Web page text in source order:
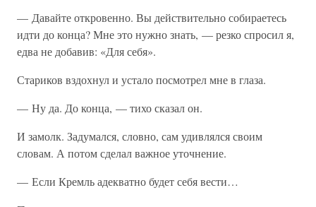
— Давайте откровенно. Вы действительно собираетесь
идти до конца? Мне это нужно знать, — резко спросил я,
едва не добавив: «Для себя».
Стариков вздохнул и устало посмотрел мне в глаза.
— Ну да. До конца, — тихо сказал он.
И замолк. Задумался, словно, сам удивлялся своим
словам. А потом сделал важное уточнение.
— Если Кремль адекватно будет себя вести…